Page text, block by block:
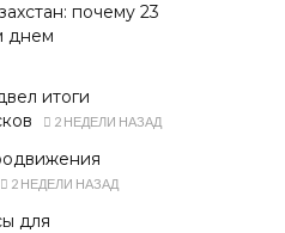
почему 23
днем
итоги
2 НЕДЕЛИ НАЗАД
2 НЕДЕЛИ НАЗАД
для